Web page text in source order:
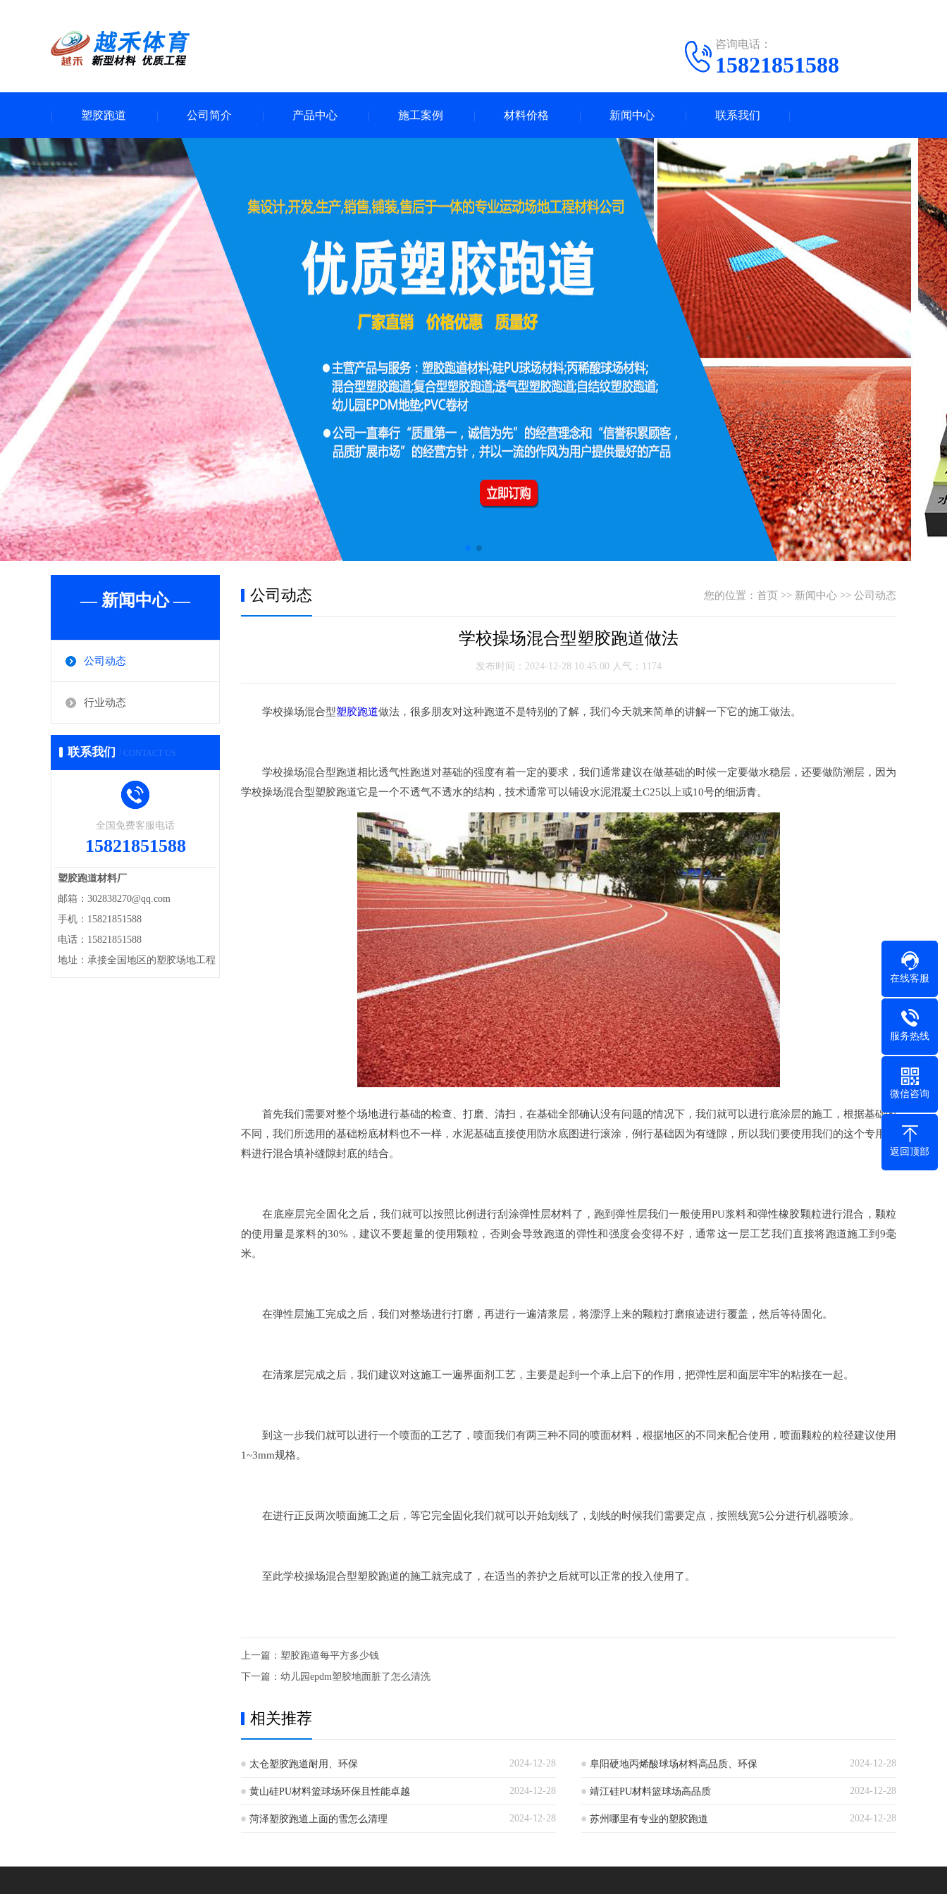
咨询电话：
15821851588
塑胶跑道 公司简介 产品中心 施工案例 材料价格 新闻中心 联系我们
— 新闻中心 —
公司动态
行业动态
联系我们 / CONTACT US
全国免费客服电话
15821851588
塑胶跑道材料厂
邮箱：302838270@qq.com
手机：15821851588
电话：15821851588
地址：承接全国地区的塑胶场地工程
您的位置： 首页 >> 新闻中心 >> 公司动态
公司动态
学校操场混合型塑胶跑道做法
发布时间：2024-12-28 10:45:00 人气：1174
学校操场混合型塑胶跑道做法，很多朋友对这种跑道不是特别的了解，我们今天就来简单的讲解一下它的施工做法。
学校操场混合型跑道相比透气性跑道对基础的强度有着一定的要求，我们通常建议在做基础的时候一定要做水稳层，还要做防潮层，因为
学校操场混合型塑胶跑道它是一个不透气不透水的结构，技术通常可以铺设水泥混凝土C25以上或10号的细沥青。
首先我们需要对整个场地进行基础的检查、打磨、清扫，在基础全部确认没有问题的情况下，我们就可以进行底涂层的施工，根据基础的
不同，我们所选用的基础粉底材料也不一样，水泥基础直接使用防水底图进行滚涂，例行基础因为有缝隙，所以我们要使用我们的这个专用材
料进行混合填补缝隙封底的结合。
在底座层完全固化之后，我们就可以按照比例进行刮涂弹性层材料了，跑到弹性层我们一般使用PU浆料和弹性橡胶颗粒进行混合，颗粒
的使用量是浆料的30%，建议不要超量的使用颗粒，否则会导致跑道的弹性和强度会变得不好，通常这一层工艺我们直接将跑道施工到9毫
米。
在弹性层施工完成之后，我们对整场进行打磨，再进行一遍清浆层，将漂浮上来的颗粒打磨痕迹进行覆盖，然后等待固化。
在清浆层完成之后，我们建议对这施工一遍界面剂工艺，主要是起到一个承上启下的作用，把弹性层和面层牢牢的粘接在一起。
到这一步我们就可以进行一个喷面的工艺了，喷面我们有两三种不同的喷面材料，根据地区的不同来配合使用，喷面颗粒的粒径建议使用
1~3mm规格。
在进行正反两次喷面施工之后，等它完全固化我们就可以开始划线了，划线的时候我们需要定点，按照线宽5公分进行机器喷涂。
至此学校操场混合型塑胶跑道的施工就完成了，在适当的养护之后就可以正常的投入使用了。
上一篇： 塑胶跑道每平方多少钱
下一篇： 幼儿园epdm塑胶地面脏了怎么清洗
相关推荐
2024-12-28
太仓塑胶跑道耐用、环保 2024-12-28
阜阳硬地丙烯酸球场材料高品质、环保
2024-12-28
黄山硅PU材料篮球场环保且性能卓越 2024-12-28
靖江硅PU材料篮球场高品质
2024-12-28
菏泽塑胶跑道上面的雪怎么清理 2024-12-28
苏州哪里有专业的塑胶跑道
在线客服
服务热线
微信咨询
返回顶部